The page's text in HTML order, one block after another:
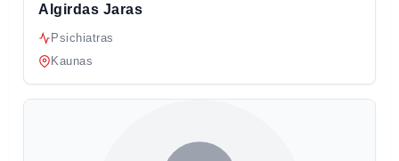
Algirdas Jaras
Psichiatras
Kaunas